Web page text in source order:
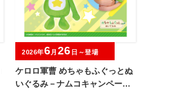
ケロロ軍曹 めちゃもふぐっとぬ
いぐるみ－ナムコキャンペーン
2026年6 月 26 日～登場